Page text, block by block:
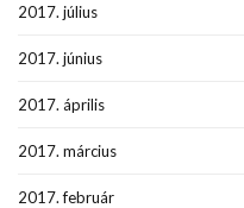
2017. július
2017. június
2017. április
2017. március
2017. február